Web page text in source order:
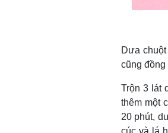
Dưa
cũng
Trộn 3 lát
thêm một
20 phút,
cúc và lá